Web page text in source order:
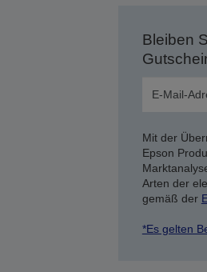
Bleiben
Mit der
Epson
Arten der
gemäß der
*Es gelten